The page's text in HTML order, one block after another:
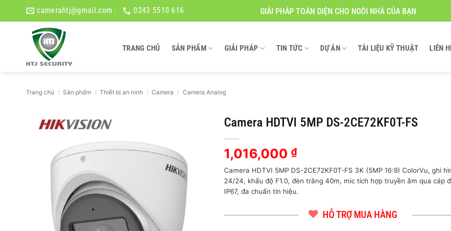
camerahtj@gmail.com 0243 5510 616 GIẢI PHÁP TOÀN DIỆN CHO NGÔI NHÀ CỦA BẠN
TRANG CHỦ SẢN PHẨM GIẢI PHÁP TIN TỨC DỰ ÁN TÀI LIỆU KỸ THUẬT LIÊN
Trang chủ / Sản phẩm / Thiết bị an ninh / Camera / Camera Analog
Camera HDTVI 5MP DS-2CE72KF0T-FS
1,016,000₫
Camera HDTVI 5MP DS-2CE72KF0T-FS 3K (5MP 16:9) ColorVu, ghi
24/24, khẩu độ F1.0, đèn trắng 40m, mic tích hợp truyền âm qua cáp
IP67, đa chuẩn tín hiệu.
HỖ TRỢ MUA HÀNG